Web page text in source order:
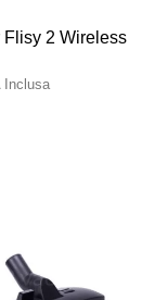
Flisy 2 Wireless
Inclusa